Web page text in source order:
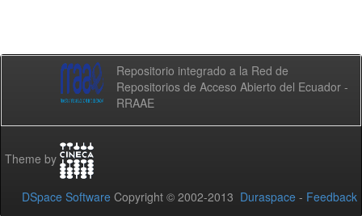
Repositorio integrado a la Red de
Repositorios de Acceso Abierto del Ecuador -
RRAAE
Theme by
DSpace Software Copyright © 2002-2013 Duraspace - Feedback